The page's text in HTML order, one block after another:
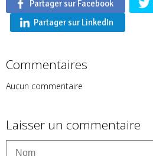
Partager sur Facebook
Partager sur LinkedIn
Commentaires
Aucun commentaire
Laisser un commentaire